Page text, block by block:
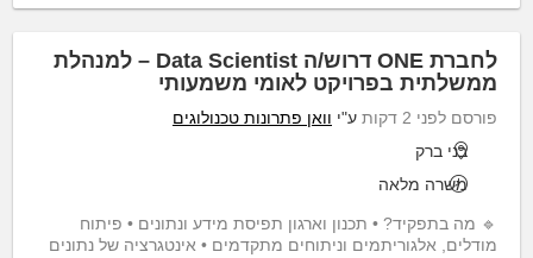
לחברת ONE דרוש/ה Data Scientist – למנהלת
ממשלתית בפרויקט לאומי משמעותי
פורסם לפני 2 דקות ע"י וואן פתרונות טכנולוגים
בני ברק
משרה מלאה
🔹 מה בתפקיד? • תכנון וארגון תפיסת מידע ונתונים • פיתוח
מודלים, אלגוריתמים וניתוחים מתקדמים • אינטגרציה של נתונים